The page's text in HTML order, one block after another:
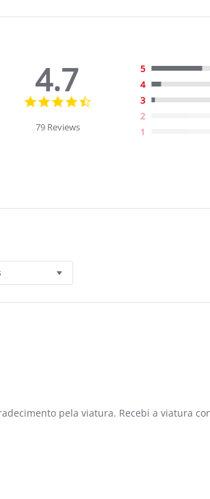
4.7
4.7
79 Reviews
5
4
3
2
1
pela viatura. Recebi a viatura